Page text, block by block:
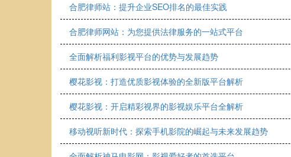
合肥律师站：提升企业SEO排名的最佳实践
合肥律师网站：为您提供法律服务的一站式平台
全面解析福利影视平台的优势与发展趋势
樱花影视：打造优质影视体验的全新版平台解析
樱花影视：开启精彩视界的影视娱乐平台全解析
移动视听新时代：探索手机影院的崛起与未来发展趋势